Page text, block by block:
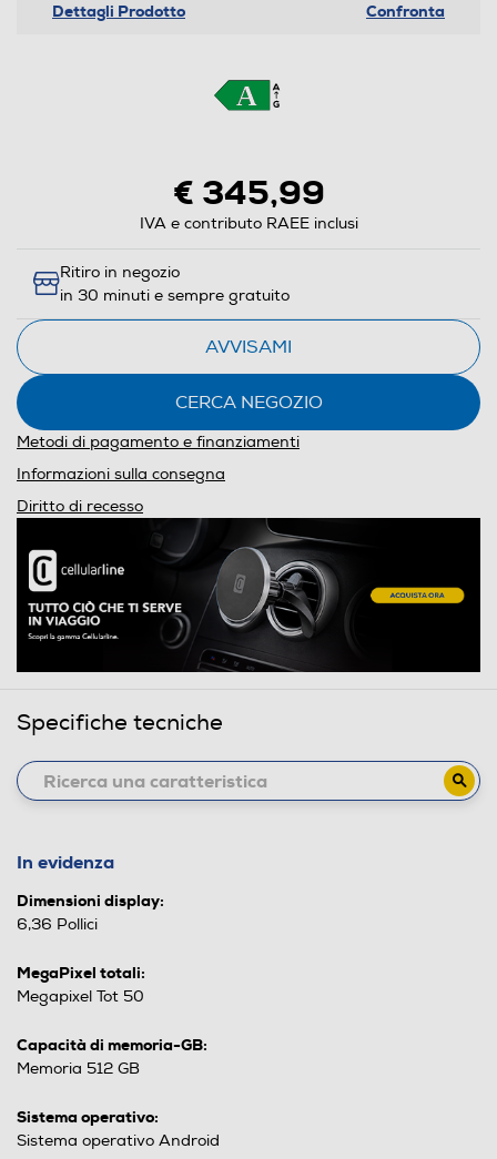
Dettagli Prodotto Confronta
€ 345,99
IVA e contributo RAEE inclusi
Ritiro in negozio
in 30 minuti e sempre gratuito
AVVISAMI
CERCA NEGOZIO
Metodi di pagamento e finanziamenti
Informazioni sulla consegna
Diritto di recesso
Specifiche tecniche
In evidenza
Dimensioni display:
6,36 Pollici
MegaPixel totali:
Megapixel Tot 50
Capacità di memoria-GB:
Memoria 512 GB
Sistema operativo:
Sistema operativo Android